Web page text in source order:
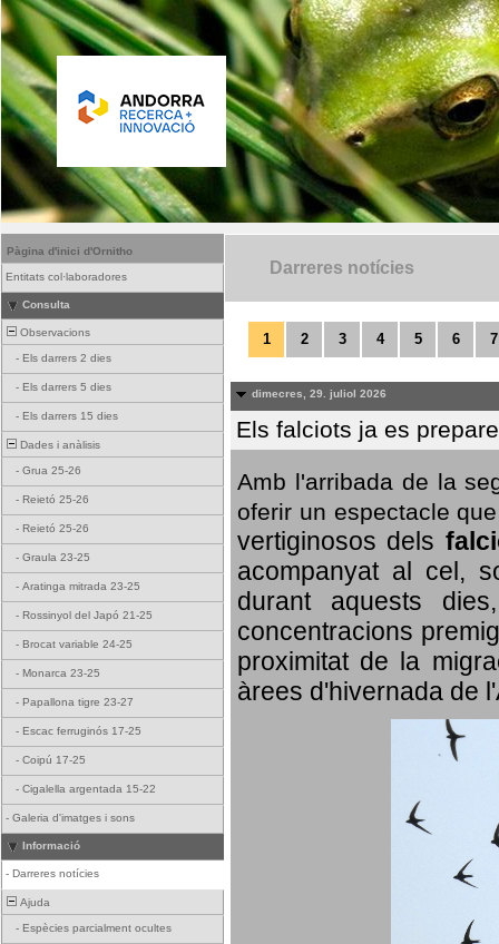
Pàgina d'inici d'Ornitho
Entitats col·laboradores
Consulta
Observacions
- Els darrers 2 dies
- Els darrers 5 dies
- Els darrers 15 dies
Dades i anàlisis
- Grua 25-26
- Reietó 25-26
- Reietó 25-26
- Graula 23-25
- Aratinga mitrada 23-25
- Rossinyol del Japó 21-25
- Brocat variable 24-25
- Monarca 23-25
- Papallona tigre 23-27
- Escac ferruginós 17-25
- Coipú 17-25
- Cigalella argentada 15-22
- Galeria d'imatges i sons
Informació
- Darreres notícies
Ajuda
- Espècies parcialment ocultes
Darreres notícies
1 2 3 4 5 6 7
dimecres, 29. juliol 2026
Els falciots ja es
Amb l'arribada de la
oferir un espectacle
vertiginosos dels
acompanyat al cel,
durant aquests
concentracions
proximitat de la
àrees d'hivernada de